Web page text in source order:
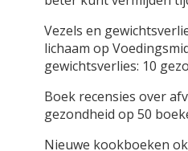
Vezels en
lichaam op
gewichtsverlies: 10
Boek recensies over
gezondheid op 50
Nieuwe kookboeken